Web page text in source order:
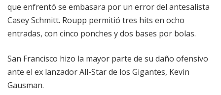
que enfrentó se embasara por un error del antesalista
Casey Schmitt. Roupp permitió tres hits en ocho
entradas, con cinco ponches y dos bases por bolas.
San Francisco hizo la mayor parte de su daño ofensivo
ante el ex lanzador All-Star de los Gigantes, Kevin
Gausman.